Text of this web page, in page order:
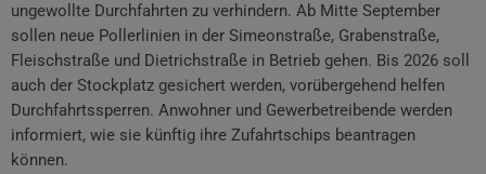
ungewollte Durchfahrten zu verhindern. Ab Mitte September
sollen neue Pollerlinien in der Simeonstraße, Grabenstraße,
Fleischstraße und Dietrichstraße in Betrieb gehen. Bis 2026 soll
auch der Stockplatz gesichert werden, vorübergehend helfen
Durchfahrtssperren. Anwohner und Gewerbetreibende werden
informiert, wie sie künftig ihre Zufahrtschips beantragen
können.